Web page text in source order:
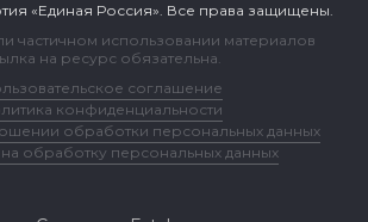
«Единая Россия». Все права защищены.
частичном использовании материалов
на ресурс обязательна.
соглашение
конфиденциальности
обработки персональных данных
обработку персональных данных